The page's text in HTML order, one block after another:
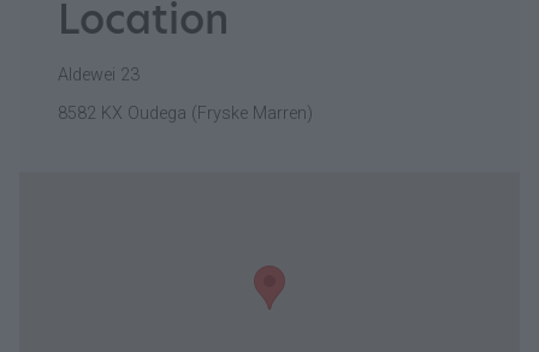
Location
Aldewei 23
8582 KX Oudega (Fryske Marren)